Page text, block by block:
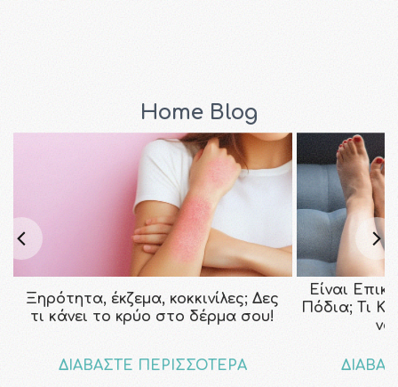
Home Blog
Ξηρότητα, έκζεμα, κοκκινίλες; Δες
τι κάνει το κρύο στο δέρμα σου!
ΔΙΑΒΑΣΤΕ ΠΕΡΙΣΣΟΤΕΡΑ
Είναι
Πόδια; Τι
να